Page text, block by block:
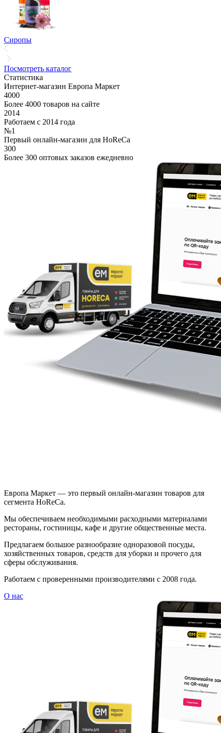
Сиропы
Посмотреть каталог
Статистика
Интернет-магазин Европа Маркет
4000
Более 4000 товаров на сайте
2014
Работаем с 2014 года
№1
Первый онлайн-магазин для HoReCa
300
Более 300 оптовых заказов ежедневно
Европа Маркет — это первый онлайн-магазин товаров для
сегмента HoReCa.
Мы обеспечиваем необходимыми расходными материалами
рестораны, гостиницы, кафе и другие общественные места.
Предлагаем большое разнообразие одноразовой посуды,
хозяйственных товаров, средств для уборки и прочего для
сферы обслуживания.
Работаем с проверенными производителями с 2008 года.
О нас